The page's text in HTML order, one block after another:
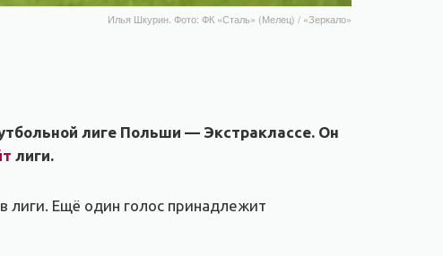
Илья Шкурин. Фото: ФК «Сталь» (Мелец) / «Зеркало»
лиге Польши — Экстраклассе. Он
лиги.
лиги. Ещё один голос принадлежит